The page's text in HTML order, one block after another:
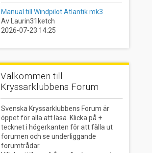
Manual till Windpilot Atlantik mk3
Av Laurin31ketch
2026-07-23 14:25
Välkommen till
Kryssarklubbens Forum
Svenska Kryssarklubbens Forum är
öppet för alla att läsa. Klicka på +
tecknet i högerkanten för att fälla ut
forumen och se underliggande
forumtrådar.